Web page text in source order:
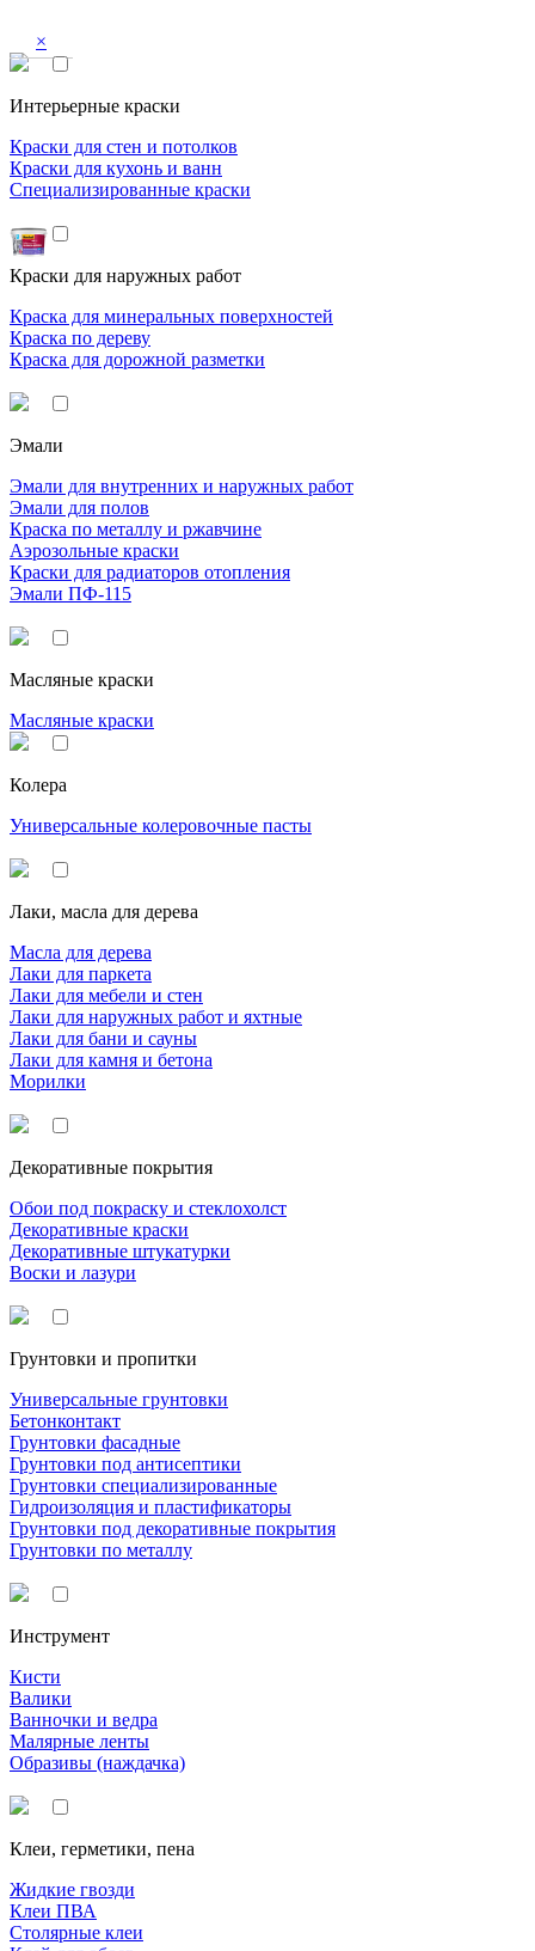
×
Интерьерные краски
Краски для стен и потолков
Краски для кухонь и ванн
Специализированные краски
Краски для наружных работ
Краска для минеральных поверхностей
Краска по дереву
Краска для дорожной разметки
Эмали
Эмали для внутренних и наружных работ
Эмали для полов
Краска по металлу и ржавчине
Аэрозольные краски
Краски для радиаторов отопления
Эмали ПФ-115
Масляные краски
Масляные краски
Колера
Универсальные колеровочные пасты
Лаки, масла для дерева
Масла для дерева
Лаки для паркета
Лаки для мебели и стен
Лаки для наружных работ и яхтные
Лаки для бани и сауны
Лаки для камня и бетона
Морилки
Декоративные покрытия
Обои под покраску и стеклохолст
Декоративные краски
Декоративные штукатурки
Воски и лазури
Грунтовки и пропитки
Универсальные грунтовки
Бетонконтакт
Грунтовки фасадные
Грунтовки под антисептики
Грунтовки специализированные
Гидроизоляция и пластификаторы
Грунтовки под декоративные покрытия
Грунтовки по металлу
Инструмент
Кисти
Валики
Ванночки и ведра
Малярные ленты
Образивы (наждачка)
Клеи, герметики, пена
Жидкие гвозди
Клеи ПВА
Столярные клеи